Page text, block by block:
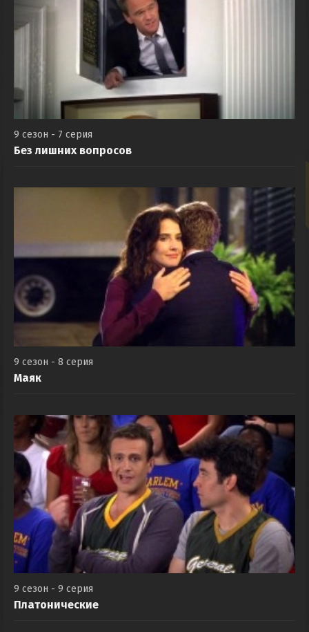
9 сезон - 7 серия
Без лишних вопросов
9 сезон - 8 серия
Маяк
9 сезон - 9 серия
Платонические